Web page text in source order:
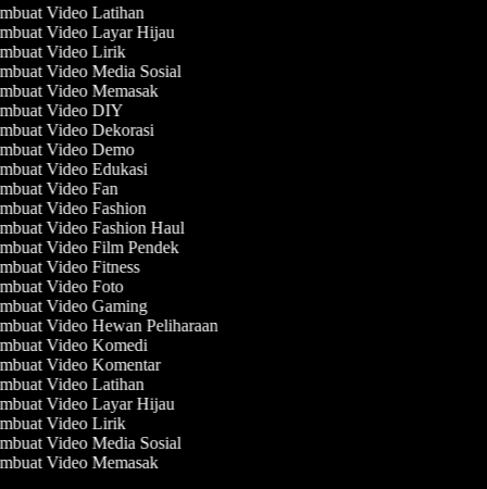
Video Latihan
Video Layar Hijau
Video Lirik
Video Media Sosial
Video Memasak
Video DIY
Video Dekorasi
Video Demo
Video Edukasi
Video Fan
Video Fashion
Video Fashion Haul
Video Film Pendek
Video Fitness
Video Foto
Video Gaming
Video Hewan Peliharaan
Video Komedi
Video Komentar
Video Latihan
Video Layar Hijau
Video Lirik
Video Media Sosial
Video Memasak